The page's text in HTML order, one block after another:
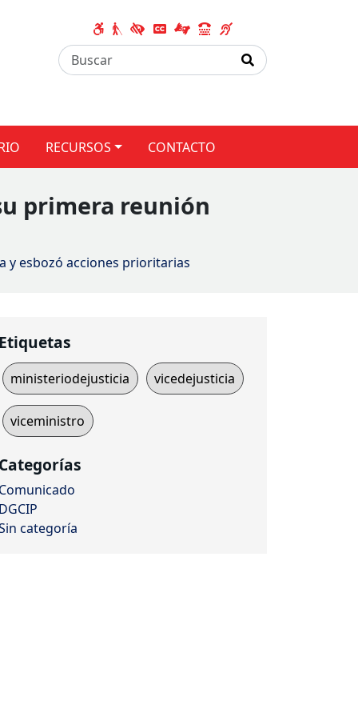
RECURSOS CONTACTO
primera reunión
y esbozó acciones prioritarias
Etiquetas
ministeriodejusticia vicedejusticia
viceministro
Categorías
Comunicado
DGCIP
categoría